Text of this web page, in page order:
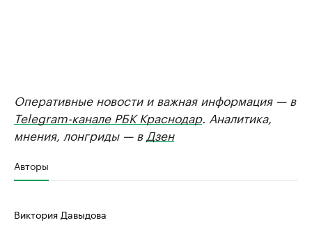
Оперативные новости и важная информация — в
Telegram-канале РБК Краснодар. Аналитика,
мнения, лонгриды — в Дзен
Авторы
Виктория Давыдова